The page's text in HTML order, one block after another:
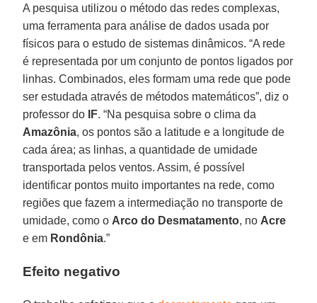
A pesquisa utilizou o método das redes complexas,
uma ferramenta para análise de dados usada por
físicos para o estudo de sistemas dinâmicos. “A rede
é representada por um conjunto de pontos ligados por
linhas. Combinados, eles formam uma rede que pode
ser estudada através de métodos matemáticos”, diz o
professor do
IF. “Na pesquisa sobre o clima da
Amazônia, os pontos são a latitude e a longitude de
cada área; as linhas, a quantidade de umidade
transportada pelos ventos. Assim, é possível
identificar pontos muito importantes na rede, como
regiões que fazem a intermediação no transporte de
umidade, como o Arco do Desmatamento, no Acre
e em Rondônia.”
Efeito negativo